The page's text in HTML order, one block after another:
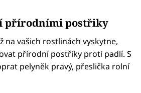
přírodními postřiky
na vašich rostlinách vyskytne,
přírodní postřiky proti padlí. S
pelyněk pravý, přeslička rolní